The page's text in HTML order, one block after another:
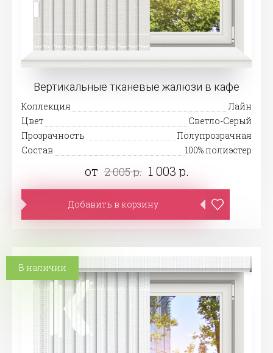
Вертикальные тканевые жалюзи в кафе
Коллекция
Лайн
Цвет
Светло-Серый
Прозрачность
Полупрозрачная
Состав
100% полиэстер
от 2 005 р. 1 003 р.
Добавить в корзину
В наличии